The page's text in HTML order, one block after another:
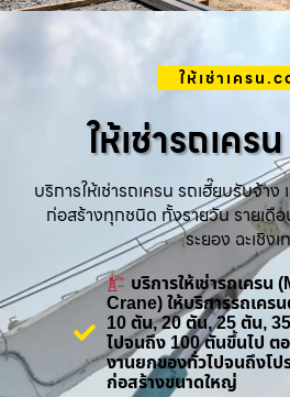
ให้เช่าเครน
ให้เช่ารถเคร
บริการให้เช่ารถเครน รถเฮี๊ยบรับจ้าง
ก่อสร้างทุกชนิด ทั้งรายวัน รายเ
ระยอง ฉะเชิงเ
บริการให้เช่ารถเครน
Crane) ให้บริการรถเคร
10 ตัน, 20 ตัน, 25 ตัน,
ไปจนถึง 100 ตันขึ้นไป ต
งานยกของทั่วไปจนถึงโป
ก่อสร้างขนาดใหญ่